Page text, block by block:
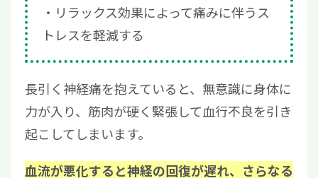
リラックス効果によって痛みに伴うス
トレスを軽減する
長引く神経痛を抱えていると、無意識に身体に
力が入り、筋肉が硬く緊張して血行不良を引き
起こしてしまいます。
血流が悪化すると神経の回復が遅れ、さらなる